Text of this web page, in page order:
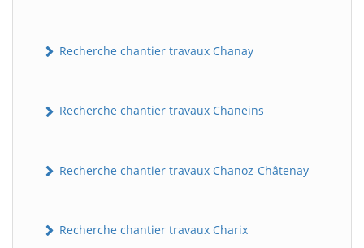
Recherche chantier travaux Chanay
Recherche chantier travaux Chaneins
Recherche chantier travaux Chanoz-Châtenay
Recherche chantier travaux Charix